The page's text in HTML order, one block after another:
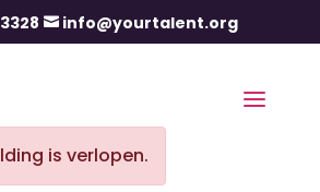
 info@yourtalent.org
is verlopen.